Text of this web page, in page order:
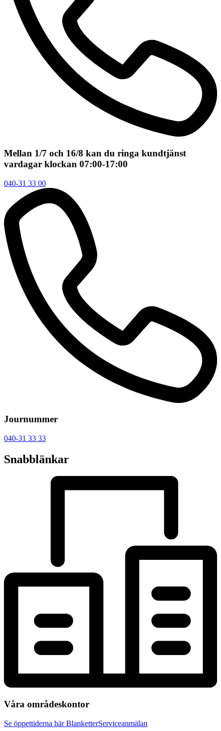
Mellan 1/7 och 16/8 kan du ringa kundtjänst
vardagar klockan 07:00-17:00
040-31 33 00
Journummer
040-31 33 33
Snabblänkar
Våra områdeskontor
Se öppettiderna härBlanketterServiceanmälan